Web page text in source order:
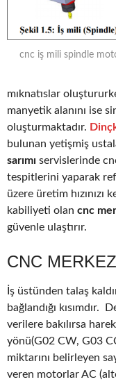
cnc iş mili spindle
mıknatıslar
manyetik alanını ise
oluşturmaktadır.
bulunan yetişmiş
sarımı servislerinde
tespitlerini yaparak
üzere üretim hızınızı
kabiliyeti olan cnc
güvenle ulaştırır.
CNC
İş üstünden talaş
bağlandığı kısımdır.
verilere bakılırsa
yönü(G02 CW, G03
miktarını belirleyen
veren motorlar AC